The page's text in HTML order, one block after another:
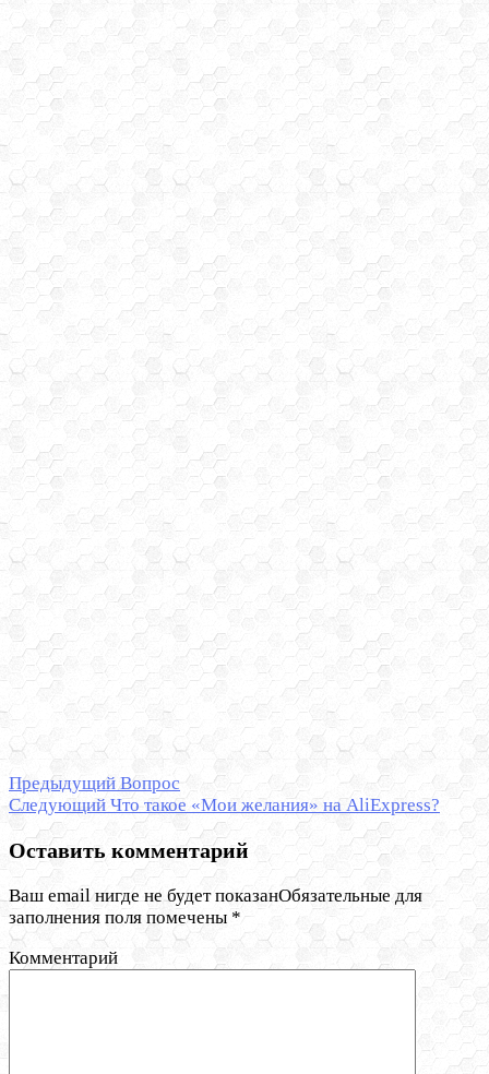
Предыдущий Вопрос
Следующий Что такое «Мои желания» на AliExpress?
Оставить комментарий
Ваш email нигде не будет показанОбязательные для
заполнения поля помечены *
Комментарий